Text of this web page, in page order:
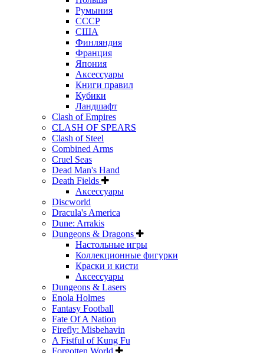
Румыния
СССР
США
Финляндия
Франция
Япония
Аксессуары
Книги правил
Кубики
Ландшафт
Clash of Empires
CLASH OF SPEARS
Clash of Steel
Combined Arms
Cruel Seas
Dead Man's Hand
Death Fields
Аксессуары
Discworld
Dracula's America
Dune: Arrakis
Dungeons & Dragons
Настольные игры
Коллекционные фигурки
Краски и кисти
Аксессуары
Dungeons & Lasers
Enola Holmes
Fantasy Football
Fate Of A Nation
Firefly: Misbehavin
A Fistful of Kung Fu
Forgotten World